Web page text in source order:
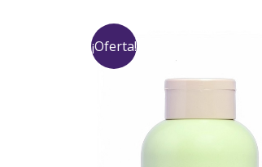
¡Oferta!